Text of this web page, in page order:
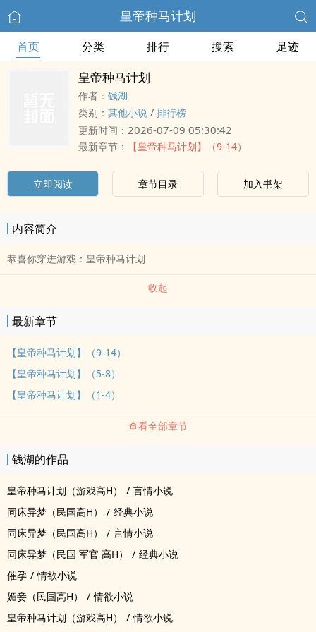
皇帝种马计划
首页 分类 排行 搜索 足迹
皇帝种马计划
作者： 钱湖
类别： 其他小说 / 排行榜
更新时间： 2026-07-09 05:30:42
最新章节： 【皇帝种马计划】（9-14）
立即阅读 章节目录 加入书架
内容简介
恭喜你穿进游戏：皇帝种马计划
收起
最新章节
【皇帝种马计划】（9-14）
【皇帝种马计划】（5-8）
【皇帝种马计划】（1-4）
查看全部章节
钱湖的作品
皇帝种马计划（游戏高H） / 言情小说
同床异梦（民国高H）
/ 经典小说
同床异梦（民国高H）
/ 言情小说
同床异梦（民国 军官 高H）
/ 经典小说
催孕 / 情欲小说
媚妾（民国高H）
/ 情欲小说
皇帝种马计划（游戏高H）
/ 情欲小说